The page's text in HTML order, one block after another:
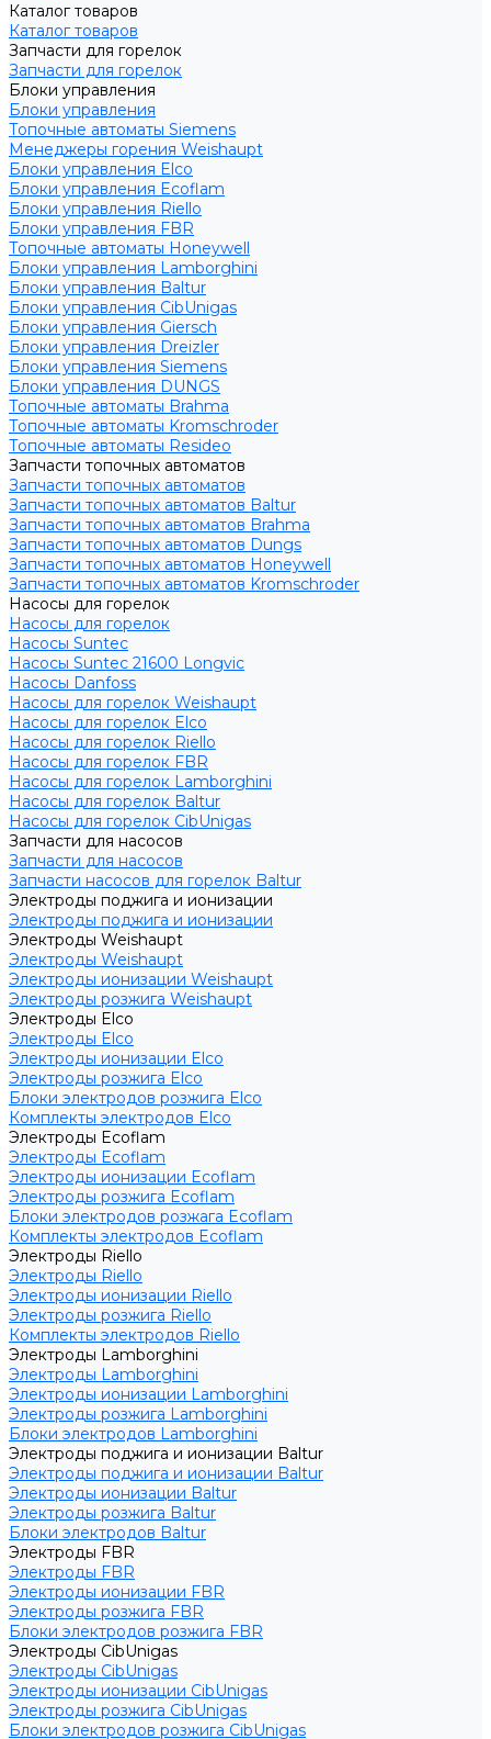
Каталог товаров
Каталог товаров
Запчасти для горелок
Запчасти для горелок
Блоки управления
Блоки управления
Топочные автоматы Siemens
Менеджеры горения Weishaupt
Блоки управления Elco
Блоки управления Ecoflam
Блоки управления Riello
Блоки управления FBR
Топочные автоматы Honeywell
Блоки управления Lamborghini
Блоки управления Baltur
Блоки управления CibUnigas
Блоки управления Giersch
Блоки управления Dreizler
Блоки управления Siemens
Блоки управления DUNGS
Топочные автоматы Brahma
Топочные автоматы Kromschroder
Топочные автоматы Resideo
Запчасти топочных автоматов
Запчасти топочных автоматов
Запчасти топочных автоматов Baltur
Запчасти топочных автоматов Brahma
Запчасти топочных автоматов Dungs
Запчасти топочных автоматов Honeywell
Запчасти топочных автоматов Kromschroder
Насосы для горелок
Насосы для горелок
Насосы Suntec
Насосы Suntec 21600 Longvic
Насосы Danfoss
Насосы для горелок Weishaupt
Насосы для горелок Elco
Насосы для горелок Riello
Насосы для горелок FBR
Насосы для горелок Lamborghini
Насосы для горелок Baltur
Насосы для горелок CibUnigas
Запчасти для насосов
Запчасти для насосов
Запчасти насосов для горелок Baltur
Электроды поджига и ионизации
Электроды поджига и ионизации
Электроды Weishaupt
Электроды Weishaupt
Электроды ионизации Weishaupt
Электроды розжига Weishaupt
Электроды Elco
Электроды Elco
Электроды ионизации Elco
Электроды розжига Elco
Блоки электродов розжига Elco
Комплекты электродов Elco
Электроды Ecoflam
Электроды Ecoflam
Электроды ионизации Ecoflam
Электроды розжига Ecoflam
Блоки электродов розжага Ecoflam
Комплекты электродов Ecoflam
Электроды Riello
Электроды Riello
Электроды ионизации Riello
Электроды розжига Riello
Комплекты электродов Riello
Электроды Lamborghini
Электроды Lamborghini
Электроды ионизации Lamborghini
Электроды розжига Lamborghini
Блоки электродов Lamborghini
Электроды поджига и ионизации Baltur
Электроды поджига и ионизации Baltur
Электроды ионизации Baltur
Электроды розжига Baltur
Блоки электродов Baltur
Электроды FBR
Электроды FBR
Электроды ионизации FBR
Электроды розжига FBR
Блоки электродов розжига FBR
Электроды CibUnigas
Электроды CibUnigas
Электроды ионизации CibUnigas
Электроды розжига CibUnigas
Блоки электродов розжига CibUnigas